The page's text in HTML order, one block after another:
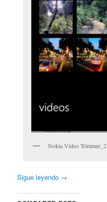
Nokia Video Trimmer_2
Sigue leyendo →